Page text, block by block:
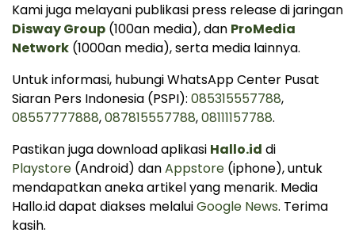
Kami juga melayani publikasi press release di jaringan
Disway Group (100an media), dan ProMedia
Network (1000an media), serta media lainnya.
Untuk informasi, hubungi WhatsApp Center Pusat
Siaran Pers Indonesia (PSPI): 085315557788,
08557777888,087815557788,08111157788.
Pastikan juga download aplikasi Hallo.id di
Playstore (Android) danAppstore (iphone), untuk
mendapatkan aneka artikel yang menarik. Media
Hallo.id dapat diakses melaluiGoogle News. Terima
kasih.